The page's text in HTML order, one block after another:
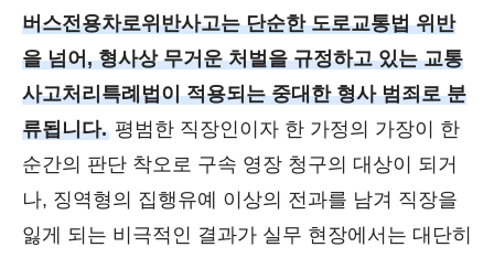
버스전용차로위반사고는 단순한 도로교통법 위반
을 넘어, 형사상 무거운 처벌을 규정하고 있는 교통
사고처리특례법이 적용되는 중대한 형사 범죄로 분
류됩니다. 평범한 직장인이자 한 가정의 가장이 한
순간의 판단 착오로 구속 영장 청구의 대상이 되거
나, 징역형의 집행유예 이상의 전과를 남겨 직장을
잃게 되는 비극적인 결과가 실무 현장에서는 대단히